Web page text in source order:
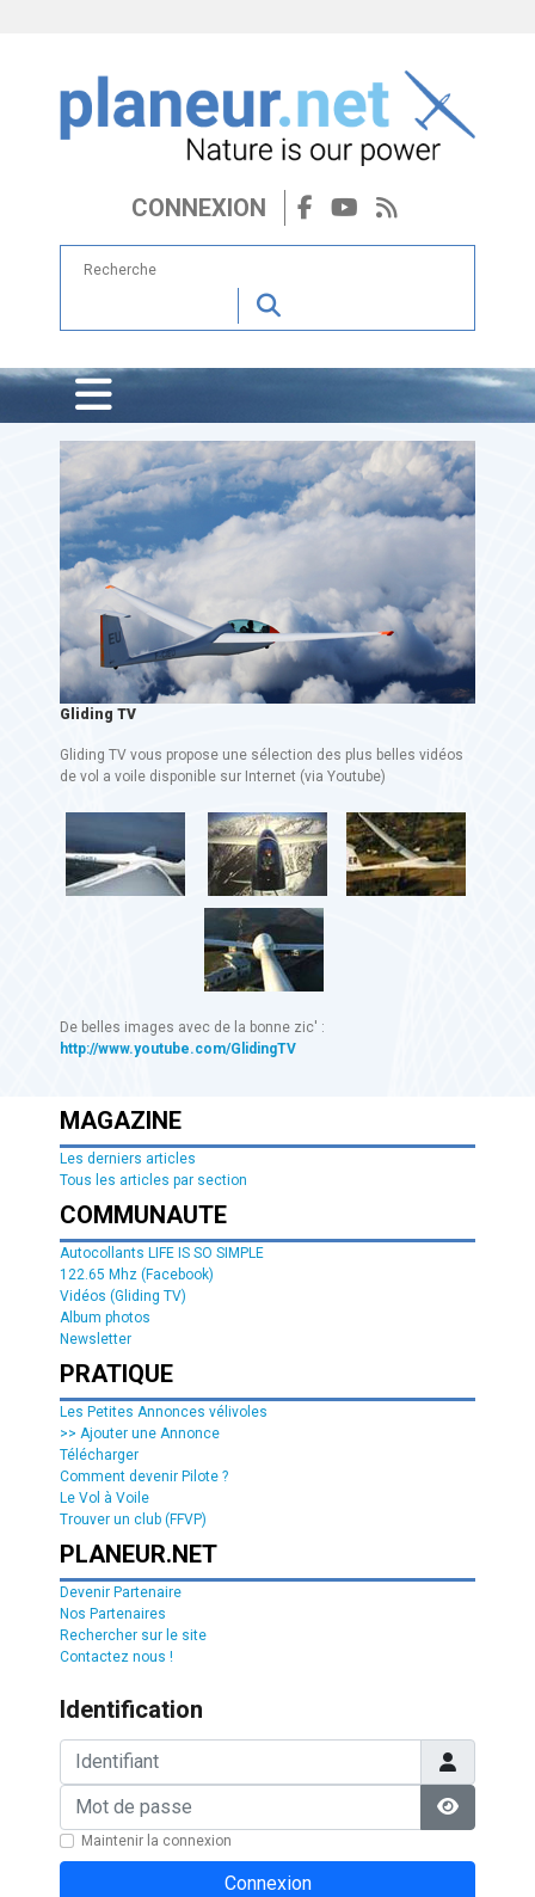
CONNEXION
Gliding TV
Gliding TV vous propose une sélection des plus belles vidéos
de vol a voile disponible sur Internet (via Youtube)
De belles images avec de la bonne zic' :
http://www.youtube.com/GlidingTV
MAGAZINE
Les derniers articles
Tous les articles par section
COMMUNAUTE
Autocollants LIFE IS SO SIMPLE
122.65 Mhz (Facebook)
Vidéos (Gliding TV)
Album photos
Newsletter
PRATIQUE
Les Petites Annonces vélivoles
>> Ajouter une Annonce
Télécharger
Comment devenir Pilote ?
Le Vol à Voile
Trouver un club (FFVP)
PLANEUR.NET
Devenir Partenaire
Nos Partenaires
Rechercher sur le site
Contactez nous !
Identification
Afficher
Maintenir la connexion
Connexion